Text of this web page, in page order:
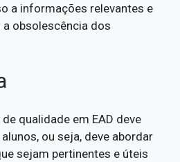
a informações relevantes e
obsolescência dos
qualidade em EAD deve
ou seja, deve abordar
sejam pertinentes e úteis